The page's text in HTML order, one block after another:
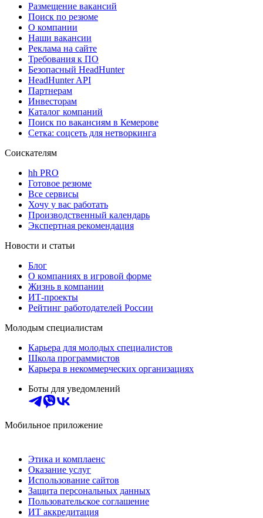
Размещение вакансий
Поиск по резюме
О компании
Наши вакансии
Реклама на сайте
Требования к ПО
Безопасный HeadHunter
HeadHunter API
Партнерам
Инвесторам
Каталог компаний
Поиск по вакансиям в Кемерове
Сетка: соцсеть для нетворкинга
Соискателям
hh PRO
Готовое резюме
Все сервисы
Хочу у вас работать
Производственный календарь
Экспертная рекомендация
Новости и статьи
Блог
О компаниях в игровой форме
Жизнь в компании
ИТ-проекты
Рейтинг работодателей России
Молодым специалистам
Карьера для молодых специалистов
Школа программистов
Карьера в некоммерческих организациях
Боты для уведомлений
Мобильное приложение
Этика и комплаенс
Оказание услуг
Использование сайтов
Защита персональных данных
Пользовательское соглашение
ИТ аккредитация